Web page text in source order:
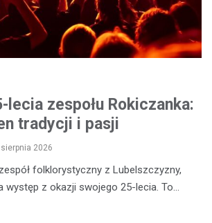
lecia zespołu Rokiczanka:
tradycji i pasji
sierpnia 2026
folklorystyczny z Lubelszczyzny,
występ z okazji swojego 25-lecia. To…